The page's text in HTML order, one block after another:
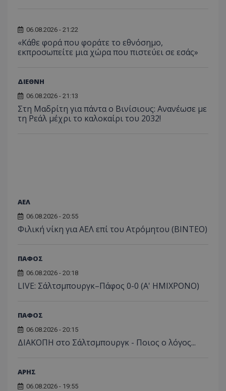
06.08.2026 - 21:22
«Κάθε φορά που φοράτε το εθνόσημο,
εκπροσωπείτε μια χώρα που πιστεύει σε εσάς»
ΔΙΕΘΝΗ
06.08.2026 - 21:13
Στη Μαδρίτη για πάντα ο Βινίσιους: Ανανέωσε με
τη Ρεάλ μέχρι το καλοκαίρι του 2032!
ΑΕΛ
06.08.2026 - 20:55
Φιλική νίκη για ΑΕΛ επί του Ατρόμητου (BINTEO)
ΠΑΦΟΣ
06.08.2026 - 20:18
LIVE: Σάλτσμπουργκ–Πάφος 0-0 (Α' ΗΜΙΧΡΟΝΟ)
ΠΑΦΟΣ
06.08.2026 - 20:15
ΔΙΑΚΟΠΗ στο Σάλτσμπουργκ - Ποιος ο λόγος...
ΑΡΗΣ
06.08.2026 - 19:55